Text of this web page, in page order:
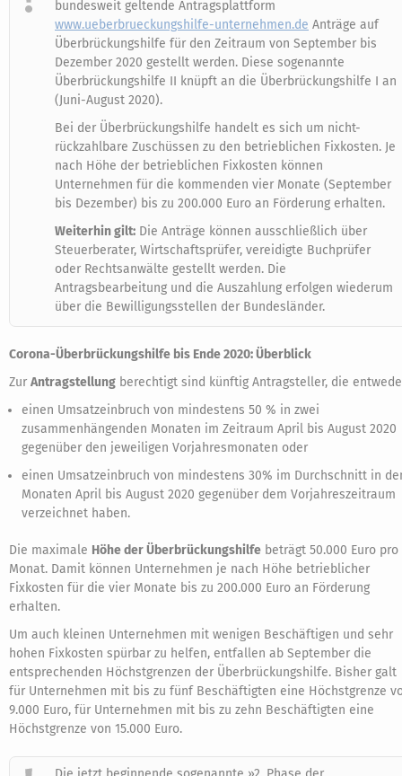
bundesweit geltende Antragsplattform
www.ueberbrueckungshilfe-unternehmen.de Anträge auf
Überbrückungshilfe für den Zeitraum von September bis
Dezember 2020 gestellt werden. Diese sogenannte
Überbrückungshilfe II knüpft an die Überbrückungshilfe I an
(Juni-August 2020).
Bei der Überbrückungshilfe handelt es sich um nicht-
rückzahlbare Zuschüssen zu den betrieblichen Fixkosten. Je
nach Höhe der betrieblichen Fixkosten können
Unternehmen für die kommenden vier Monate (September
bis Dezember) bis zu 200.000 Euro an Förderung erhalten.
Weiterhin gilt: Die Anträge können ausschließlich über
Steuerberater, Wirtschaftsprüfer, vereidigte Buchprüfer
oder Rechtsanwälte gestellt werden. Die
Antragsbearbeitung und die Auszahlung erfolgen wiederum
über die Bewilligungsstellen der Bundesländer.
Corona-Überbrückungshilfe bis Ende 2020: Überblick
Zur Antragstellung berechtigt sind künftig Antragsteller, die
einen Umsatzeinbruch von mindestens 50 % in zwei
zusammenhängenden Monaten im Zeitraum April bis August 2020
gegenüber den jeweiligen Vorjahresmonaten oder
einen Umsatzeinbruch von mindestens 30% im Durchschnitt in
Monaten April bis August 2020 gegenüber dem Vorjahreszeitraum
verzeichnet haben.
Die maximale Höhe der Überbrückungshilfe beträgt 50.000 Euro pro
Monat. Damit können Unternehmen je nach Höhe betrieblicher
Fixkosten für die vier Monate bis zu 200.000 Euro an Förderung
erhalten.
Um auch kleinen Unternehmen mit wenigen Beschäftigen und sehr
hohen Fixkosten spürbar zu helfen, entfallen ab September die
entsprechenden Höchstgrenzen der Überbrückungshilfe. Bisher galt
für Unternehmen mit bis zu fünf Beschäftigten eine Höchstgrenze
9.000 Euro, für Unternehmen mit bis zu zehn Beschäftigten eine
Höchstgrenze von 15.000 Euro.